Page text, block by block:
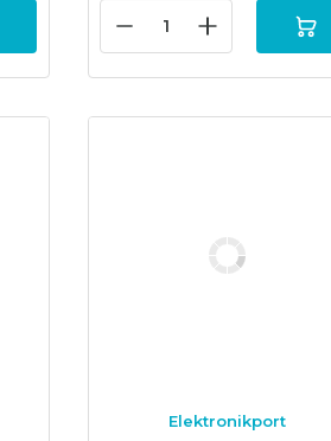
Elektronikport